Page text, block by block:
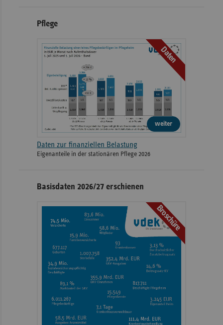
Pflege
Daten
weiter
Daten zur finanziellen Belastung
Eigenanteile in der stationären Pflege 2026
Basisdaten 2026/27 erschienen
Broschüre